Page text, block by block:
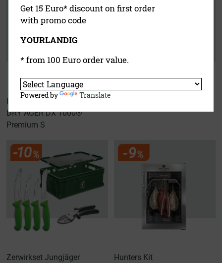
Hunters Kit
DRY AGER DX 1000®
Premium S
Zerwirkset Jungjäger
Hunters Kit
Get 15 Euro* discount on first order
with promo code
YOURLANDIG
* from 100 Euro order value.
Powered by Translate